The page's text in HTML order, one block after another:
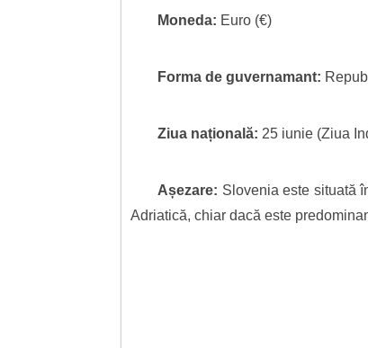
Moneda: Euro (€)
Forma de guvernamant:
Ziua națională: 25 iunie (Ziua
Așezare: Slovenia este situată
Adriatică, chiar dacă este